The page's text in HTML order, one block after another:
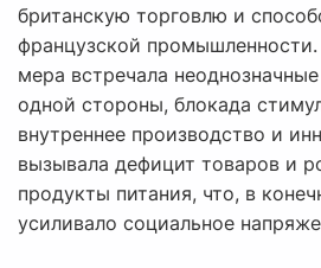
британскую торговлю и
французской
мера встречала
одной стороны, блокада
внутреннее производство и
вызывала дефицит товаров и
продукты питания, что, в
усиливало социальное